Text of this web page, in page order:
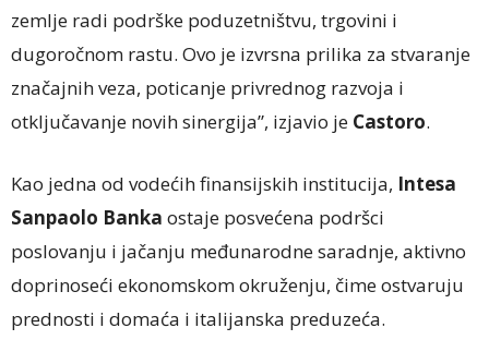
zemlje radi podrške poduzetništvu, trgovini i
dugoročnom rastu. Ovo je izvrsna prilika za stvaranje
značajnih veza, poticanje privrednog razvoja i
otključavanje novih sinergija”, izjavio je Castoro.
Kao jedna od vodećih finansijskih institucija, Intesa
Sanpaolo Banka ostaje posvećena podršci
poslovanju i jačanju međunarodne saradnje, aktivno
doprinoseći ekonomskom okruženju, čime ostvaruju
prednosti i domaća i italijanska preduzeća.